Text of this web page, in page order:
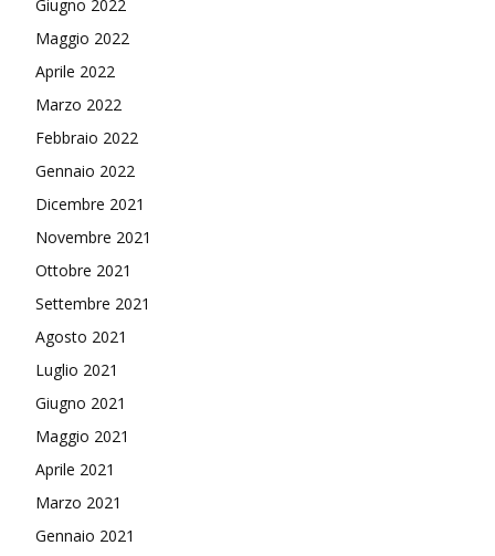
Giugno 2022
Maggio 2022
Aprile 2022
Marzo 2022
Febbraio 2022
Gennaio 2022
Dicembre 2021
Novembre 2021
Ottobre 2021
Settembre 2021
Agosto 2021
Luglio 2021
Giugno 2021
Maggio 2021
Aprile 2021
Marzo 2021
Gennaio 2021